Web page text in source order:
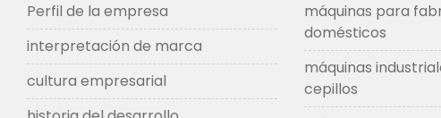
Perfil de la empresa
interpretación de marca
cultura empresarial
máquinas para
domésticos
máquinas
cepillos